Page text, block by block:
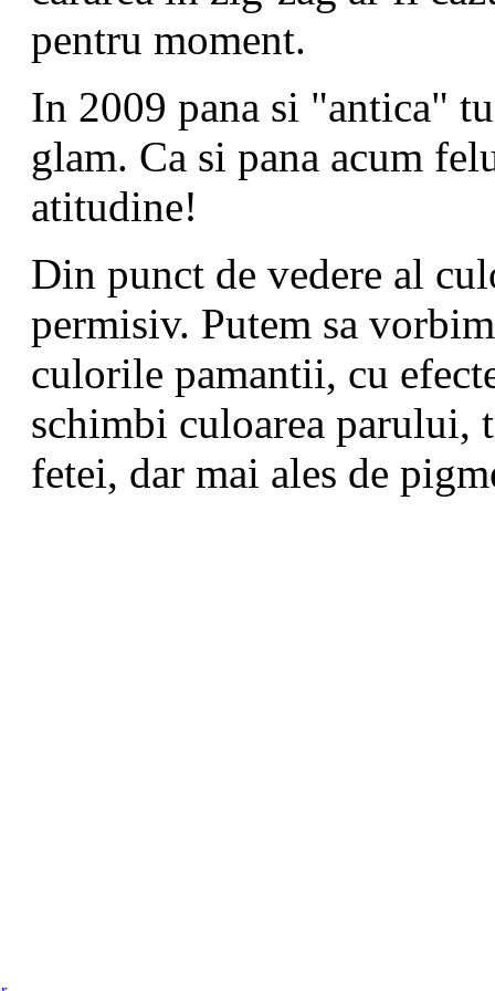
pentru moment.
In 2009 pana si "antica"
glam. Ca si pana acum
atitudine!
Din punct de vedere al
permisiv. Putem sa
culorile pamantii, cu
schimbi culoarea parului,
fetei, dar mai ales de